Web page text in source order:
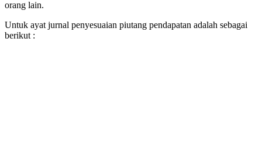
orang lain.
Untuk ayat jurnal penyesuaian piutang pendapatan adalah sebagai
berikut :